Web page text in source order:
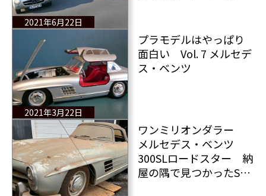
2021年6月22日
2021年3月22日
プラモデルはやっぱり
面白い Vol. 7 メルセデ
ス・ベンツ
ワンミリオンダラー
メルセデス・ベンツ
300SLロードスター 納
屋の隅で見つかったSL